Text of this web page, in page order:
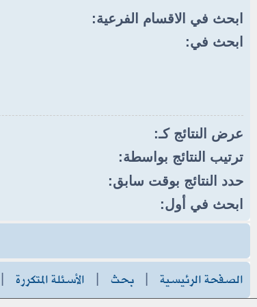
ابحث في الاقسام الفرعية:
ابحث في:
عرض النتائج كـ:
ترتيب النتائج بواسطة:
حدد النتائج بوقت سابق:
ابحث في أول:
الصفحة الرئيسية | بحث | الأسئلة المتكررة |